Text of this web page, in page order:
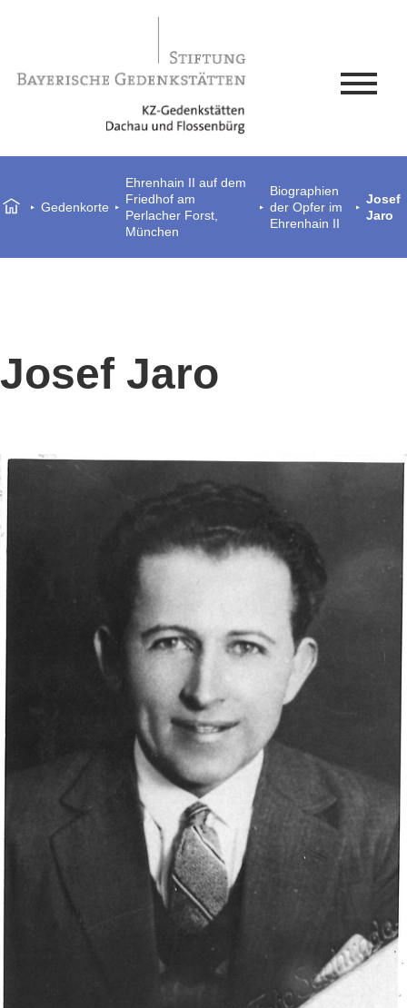
Gedenkorte
Ehrenhain II auf dem
Friedhof am
Perlacher Forst,
München
Biographien
der Opfer im
Ehrenhain II
Josef
Jaro
Josef Jaro